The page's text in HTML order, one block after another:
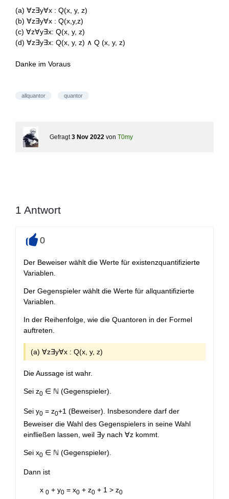
(a) ∀z∃y∀x : Q(x, y, z)
(b) ∀z∃y∀x : Q(x,y,z)
(c) ∀z∀y∃x: Q(x, y, z)
(d) ∀z∃y∃x: Q(x, y, z) ∧ Q (x, y, z)
Danke im Voraus
allquantor quantor
Gefragt 3 Nov 2022 von T0my
1 Antwort
0
Der Beweiser wählt die Werte für existenzquantifizierte
Variablen.
Der Gegenspieler wählt die Werte für allquantifizierte
Variablen.
In der Reihenfolge, wie die Quantoren in der Formel
auftreten.
(a) ∀z∃y∀x : Q(x, y, z)
Die Aussage ist wahr.
Sei z0 ∈ ℕ (Gegenspieler).
Sei y0 = z0+1 (Beweiser). Insbesondere darf der
Beweiser die Wahl des Gegenspielers in seine Wahl
einfließen lassen, weil ∃y nach ∀z kommt.
Sei x0 ∈ ℕ (Gegenspieler).
Dann ist
x 0 + y0 = x0 + z0 + 1 > z0